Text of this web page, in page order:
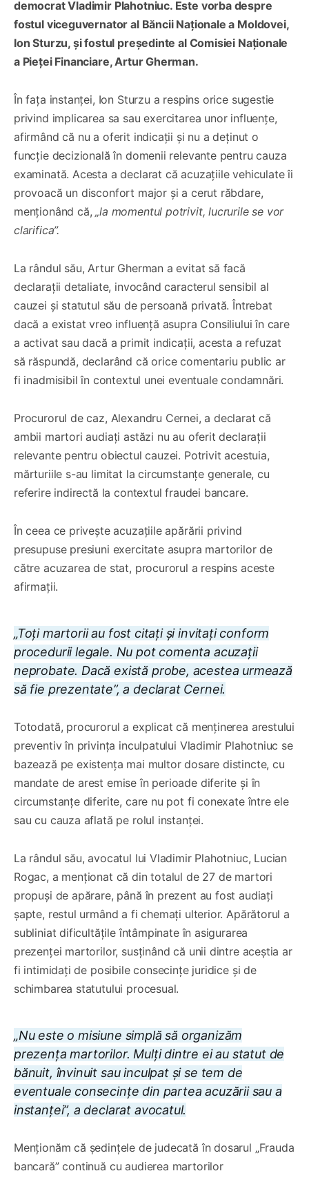
democrat Vladimir Plahotniuc. Este vorba despre
fostul viceguvernator al Băncii Naționale a Moldovei,
Ion Sturzu, și fostul președinte al Comisiei Naționale
a Pieței Financiare, Artur Gherman.
În fața instanței, Ion Sturzu a respins orice sugestie
privind implicarea sa sau exercitarea unor influențe,
afirmând că nu a oferit indicații și nu a deținut o
funcție decizională în domenii relevante pentru cauza
examinată. Acesta a declarat că acuzațiile vehiculate îi
provoacă un disconfort major și a cerut răbdare,
menționând că,„la momentul potrivit, lucrurile se vor
clarifica”.
La rândul său, Artur Gherman a evitat să facă
declarații detaliate, invocând caracterul sensibil al
cauzei și statutul său de persoană privată. Întrebat
dacă a existat vreo influență asupra Consiliului în care
a activat sau dacă a primit indicații, acesta a refuzat
să răspundă, declarând că orice comentariu public ar
fi inadmisibil în contextul unei eventuale condamnări.
Procurorul de caz, Alexandru Cernei, a declarat că
ambii martori audiați astăzi nu au oferit declarații
relevante pentru obiectul cauzei. Potrivit acestuia,
mărturiile s-au limitat la circumstanțe generale, cu
referire indirectă la contextul fraudei bancare.
În ceea ce privește acuzațiile apărării privind
presupuse presiuni exercitate asupra martorilor de
către acuzarea de stat, procurorul a respins aceste
afirmații.
„Toți martorii au fost citați și invitați conform
procedurii legale. Nu pot comenta acuzații
neprobate. Dacă există probe, acestea urmează
să fie prezentate”, a declarat Cernei.
Totodată, procurorul a explicat că menținerea arestului
preventiv în privința inculpatului Vladimir Plahotniuc se
bazează pe existența mai multor dosare distincte, cu
mandate de arest emise în perioade diferite și în
circumstanțe diferite, care nu pot fi conexate între ele
sau cu cauza aflată pe rolul instanței.
La rândul său, avocatul lui Vladimir Plahotniuc, Lucian
Rogac, a menționat că din totalul de 27 de martori
propuși de apărare, până în prezent au fost audiați
șapte, restul urmând a fi chemați ulterior. Apărătorul a
subliniat dificultățile întâmpinate în asigurarea
prezenței martorilor, susținând că unii dintre aceștia ar
fi intimidați de posibile consecințe juridice și de
schimbarea statutului procesual.
„Nu este o misiune simplă să organizăm
prezența martorilor. Mulți dintre ei au statut de
bănuit, învinuit sau inculpat și se tem de
eventuale consecințe din partea acuzării sau a
instanței”, a declarat avocatul.
Menționăm că ședințele de judecată în dosarul „Frauda
bancară” continuă cu audierea martorilor